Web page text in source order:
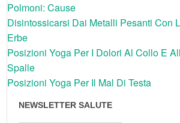
Polmoni: Cause
Disintossicarsi Dai Metalli Pesanti Con
Erbe
Posizioni Yoga Per I Dolori Al Collo E
Spalle
Posizioni Yoga Per Il Mal Di Testa
NEWSLETTER SALUTE